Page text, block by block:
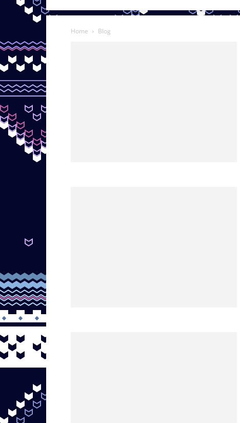
Home Blog